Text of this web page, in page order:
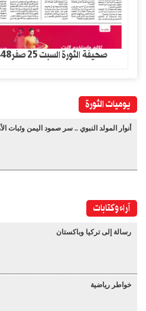
صحيفة الثورة السبت 25 صفر1448 – 8 اغسطس 2026
يوميات الثورة
أنوار المولد النبوي .. سر صمود اليمن وثبات
آراء وكتابات
رسالة إلى تركيا وباكستان
خواطر رياضية